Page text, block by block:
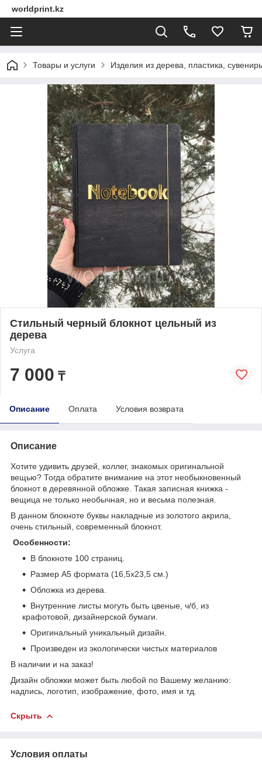
worldprint.kz
Товары и услуги Изделия из дерева, пластика,
Стильный черный блокнот цельный из
дерева
Услуга
7 000 ₸
Описание Оплата Условия возврата
Описание
Хотите удивить друзей, коллег, знакомых оригинальной
вещью? Тогда обратите внимание на этот необыкновенный
блокнот в деревянной обложке. Такая записная книжка -
вещица не только необычная, но и весьма полезная.
В данном блокноте буквы накладные из золотого акрила,
очень стильный, современный блокнот.
Особенности:
В блокноте 100 страниц.
Размер А5 формата (16,5х23,5 см.)
Обложка из дерева.
Внутренние листы могуть быть цвеные, ч/б, из
крафотовой, дизайнерской бумаги.
Оригинальный уникальный дизайн.
Произведен из экологически чистых материалов
В наличии и на заказ!
Дизайн обложки может быть любой по Вашему желанию:
надпись, логотип, изображение, фото, имя и тд.
Скрыть
Условия оплаты